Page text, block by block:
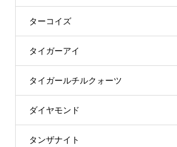
ターコイズ
タイガーアイ
タイガールチルクォーツ
ダイヤモンド
タンザナイト